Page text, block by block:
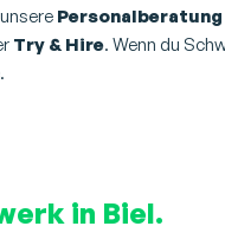
Personalberatung
Try & Hire. Wenn du
in Biel.